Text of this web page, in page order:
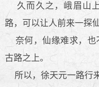
久而久之，峨眉山
路，可以让人前来一探仙
奈何，仙缘难求，也
古路之上。
所以，徐天元一路行